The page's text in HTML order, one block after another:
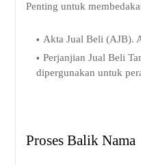
Penting untuk
Akta Jual Beli (AJB).
Perjanjian Jual Beli
dipergunakan untuk
Proses Balik Nama